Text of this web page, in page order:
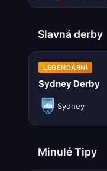
Slavná derby
LEGENDÁRNÍ
Sydney Derby
Sydney
Minulé Tipy